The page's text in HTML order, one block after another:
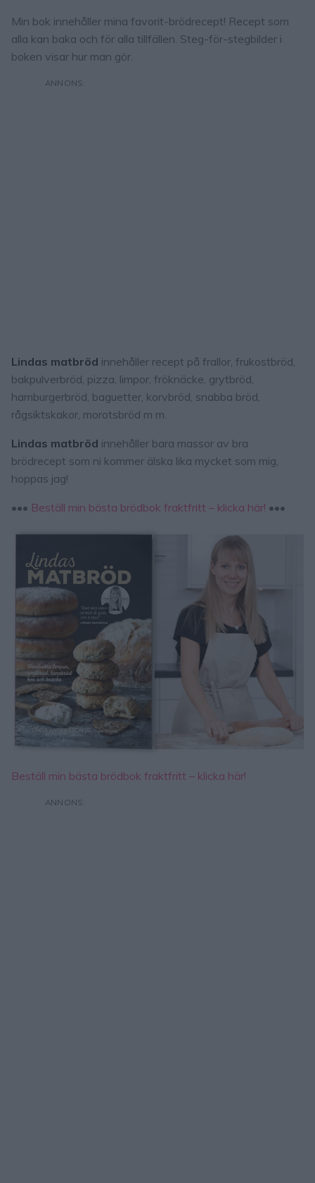
Min bok innehåller mina favorit-brödrecept! Recept som
alla kan baka och för alla tillfällen. Steg-för-stegbilder i
boken visar hur man gör.
Lindas matbröd innehåller recept på frallor, frukostbröd,
bakpulverbröd, pizza, limpor, fröknäcke, grytbröd,
hamburgerbröd, baguetter, korvbröd, snabba bröd,
rågsiktskakor, morotsbröd m m.
Lindas matbröd innehåller bara massor av bra
brödrecept som ni kommer älska lika mycket som mig,
hoppas jag!
••• Beställ min bästa brödbok fraktfritt – klicka här! •••
Beställ min bästa brödbok fraktfritt – klicka här!